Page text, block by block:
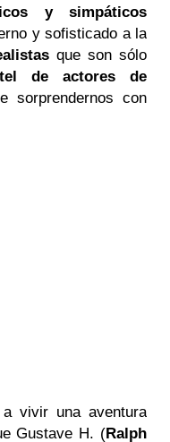
y simpáticos
y sofisticado a la
que son sólo
de actores de
sorprendernos con
vivir una aventura
Gustave H. (Ralph